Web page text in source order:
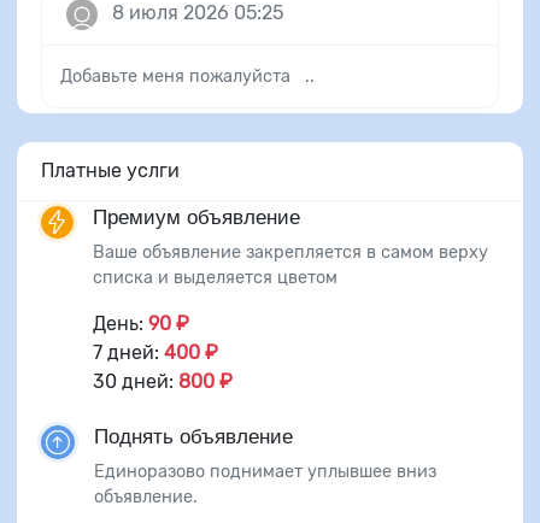
8 июля 2026 05:25
Добавьте меня пожалуйста ..
Платные услги
Премиум объявление
Ваше объявление закрепляется в самом верху
списка и выделяется цветом
День: 90 ₽
7 дней: 400 ₽
30 дней: 800 ₽
Поднять объявление
Единоразово поднимает уплывшее вниз
объявление.